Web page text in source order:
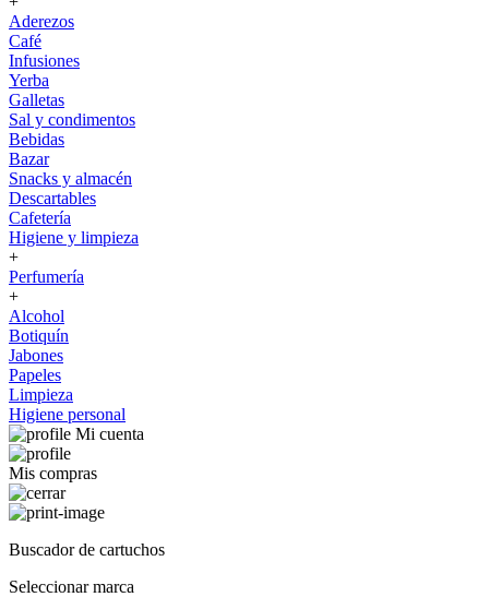
Aderezos
Café
Infusiones
Yerba
Galletas
Sal y condimentos
Bebidas
Bazar
Snacks y almacén
Descartables
Cafetería
Higiene y limpieza
+
Perfumería
+
Alcohol
Botiquín
Jabones
Papeles
Limpieza
Higiene personal
Mi cuenta
Mis compras
Buscador de cartuchos
Seleccionar marca